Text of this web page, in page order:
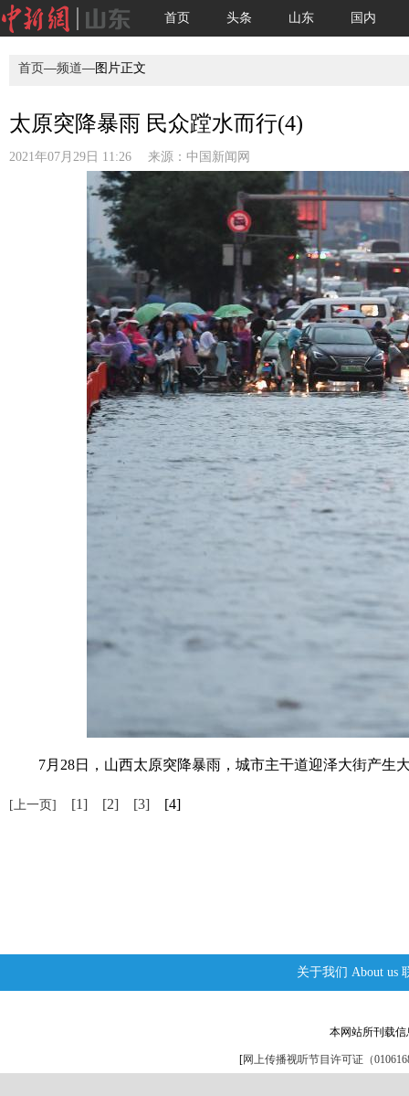
首页 头条 山东 国内
首页—频道—图片正文
太原突降暴雨 民众蹚水而行(4)
2021年07月29日 11:26 来源： 中国新闻网
7月28日，山西太原突降暴雨，城市主干道迎泽大街产生
[上一页] [1] [2] [3] [4]
关于我们 About us
本网站所刊载
[网上传播视听节目许可证（